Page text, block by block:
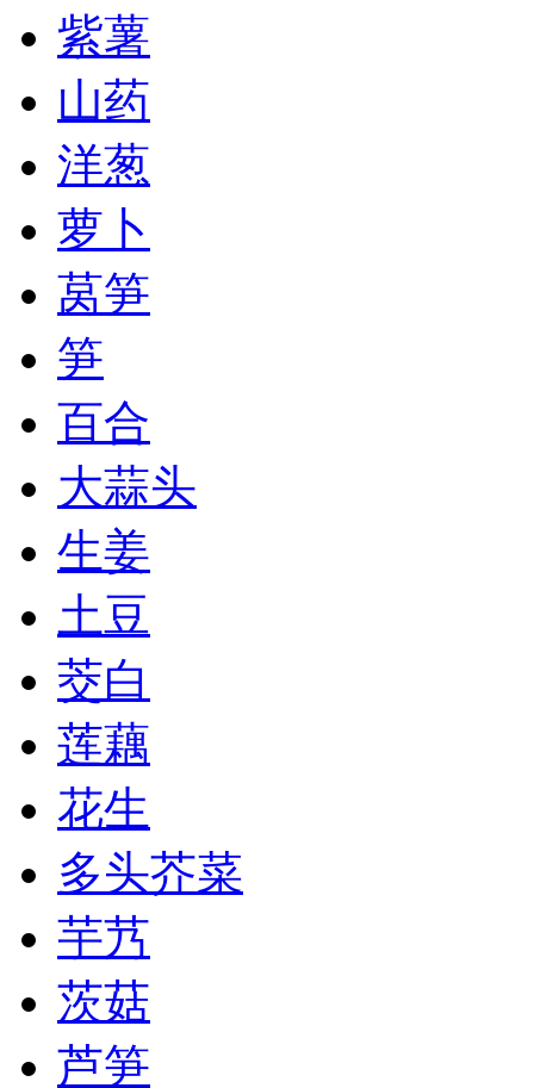
紫薯
山药
洋葱
萝卜
莴笋
笋
百合
大蒜头
生姜
土豆
茭白
莲藕
花生
多头芥菜
芋艿
茨菇
芦笋